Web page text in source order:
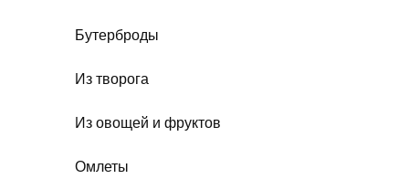
Бутерброды
Из творога
Из овощей и фруктов
Омлеты